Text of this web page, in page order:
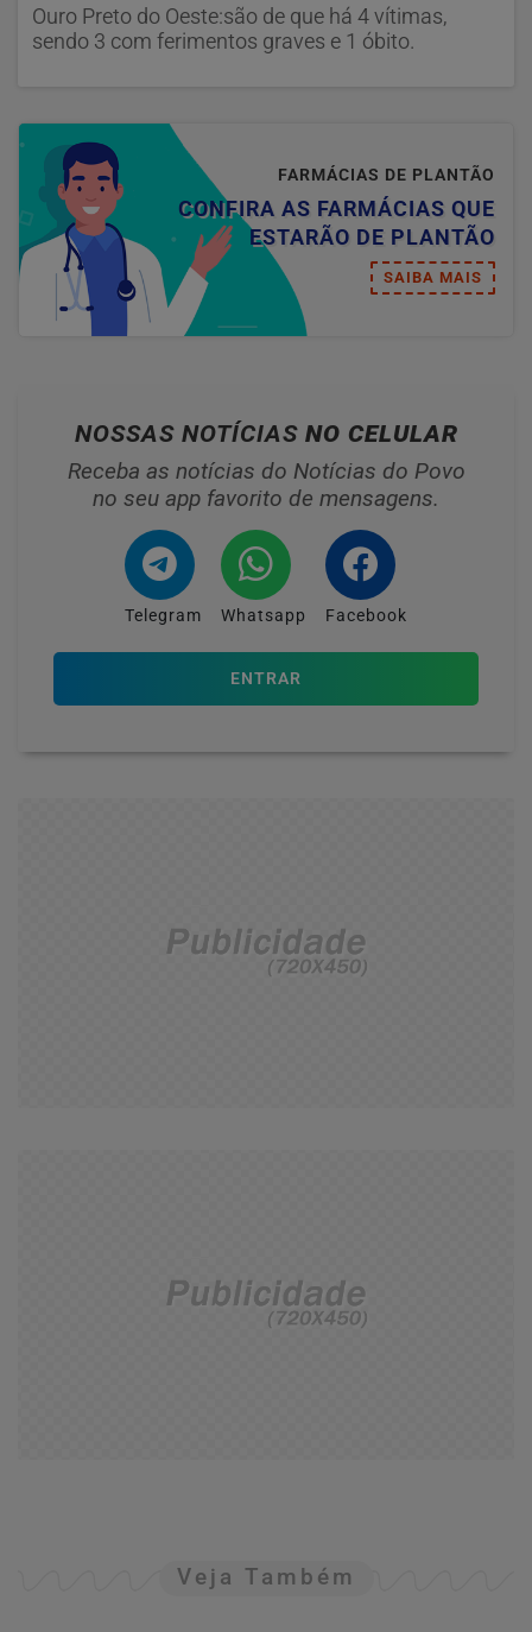
Ouro Preto do Oeste:são de que há 4 vítimas,
sendo 3 com ferimentos graves e 1 óbito.
FARMÁCIAS DE PLANTÃO
CONFIRA AS FARMÁCIAS QUE
ESTARÃO DE PLANTÃO
SAIBA MAIS
NOSSAS NOTÍCIAS NO CELULAR
Receba as notícias do Notícias do Povo
no seu app favorito de mensagens.
Telegram Whatsapp Facebook
ENTRAR
Veja Também